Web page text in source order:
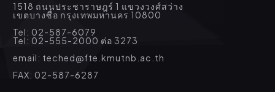
1518 ถนนประชาราษฎร์ 1 แขวงวงศ์สว่าง
เขตบางซื่อ กรุงเทพมหานคร 10800
Tel: 02-587-6079
Tel: 02-555-2000 ต่อ 3273
email: teched@fte.kmutnb.ac.th
FAX: 02-587-6287